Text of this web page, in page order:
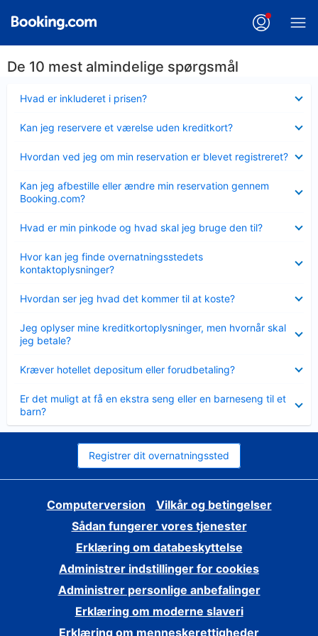
De 10 mest almindelige spørgsmål
Hvad er inkluderet i prisen?
Kan jeg reservere et værelse uden kreditkort?
Hvordan ved jeg om min reservation er blevet registreret?
Kan jeg afbestille eller ændre min reservation gennem
Booking.com?
Hvad er min pinkode og hvad skal jeg bruge den til?
Hvor kan jeg finde overnatningsstedets
kontaktoplysninger?
Hvordan ser jeg hvad det kommer til at koste?
Jeg oplyser mine kreditkortoplysninger, men hvornår skal
jeg betale?
Kræver hotellet depositum eller forudbetaling?
Er det muligt at få en ekstra seng eller en barneseng til et
barn?
Registrer dit overnatningssted
Computerversion
Vilkår og betingelser
Sådan fungerer vores tjenester
Erklæring om databeskyttelse
Administrer indstillinger for cookies
Administrer personlige anbefalinger
Erklæring om moderne slaveri
Erklæring om menneskerettigheder